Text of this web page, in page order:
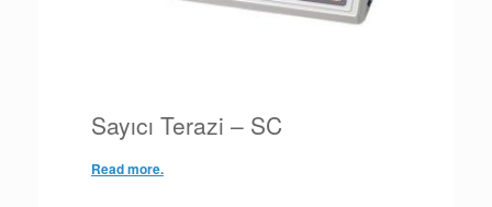
Sayıcı Terazi – SC
Read more.